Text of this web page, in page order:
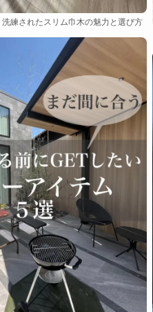
洗練されたスリム巾木の魅力と選び方